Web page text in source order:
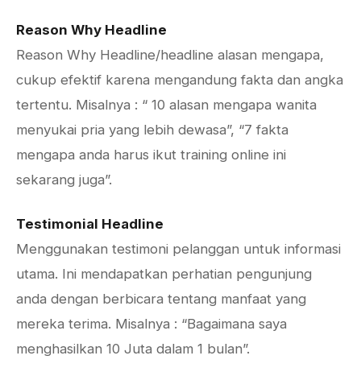
Reason Why Headline
Reason Why Headline/headline alasan mengapa,
cukup efektif karena mengandung fakta dan angka
tertentu. Misalnya : “ 10 alasan mengapa wanita
menyukai pria yang lebih dewasa”, “7 fakta
mengapa anda harus ikut training online ini
sekarang juga”.
Testimonial Headline
Menggunakan testimoni pelanggan untuk informasi
utama. Ini mendapatkan perhatian pengunjung
anda dengan berbicara tentang manfaat yang
mereka terima. Misalnya : “Bagaimana saya
menghasilkan 10 Juta dalam 1 bulan”.